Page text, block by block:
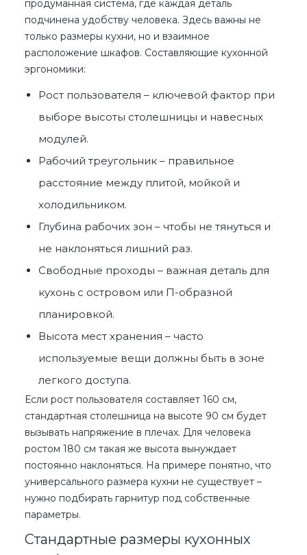
продуманная система, где каждая деталь
подчинена удобству человека. Здесь важны не
только размеры кухни, но и взаимное
расположение шкафов. Составляющие кухонной
эргономики:
Рост пользователя – ключевой фактор при
выборе высоты столешницы и навесных
модулей.
Рабочий треугольник – правильное
расстояние между плитой, мойкой и
холодильником.
Глубина рабочих зон – чтобы не тянуться и
не наклоняться лишний раз.
Свободные проходы – важная деталь для
кухонь с островом или П-образной
планировкой.
Высота мест хранения – часто
используемые вещи должны быть в зоне
легкого доступа.
Если рост пользователя составляет 160 см,
стандартная столешница на высоте 90 см будет
вызывать напряжение в плечах. Для человека
ростом 180 см такая же высота вынуждает
постоянно наклоняться. На примере понятно, что
универсального размера кухни не существует –
нужно подбирать гарнитур под собственные
параметры.
Стандартные размеры кухонных